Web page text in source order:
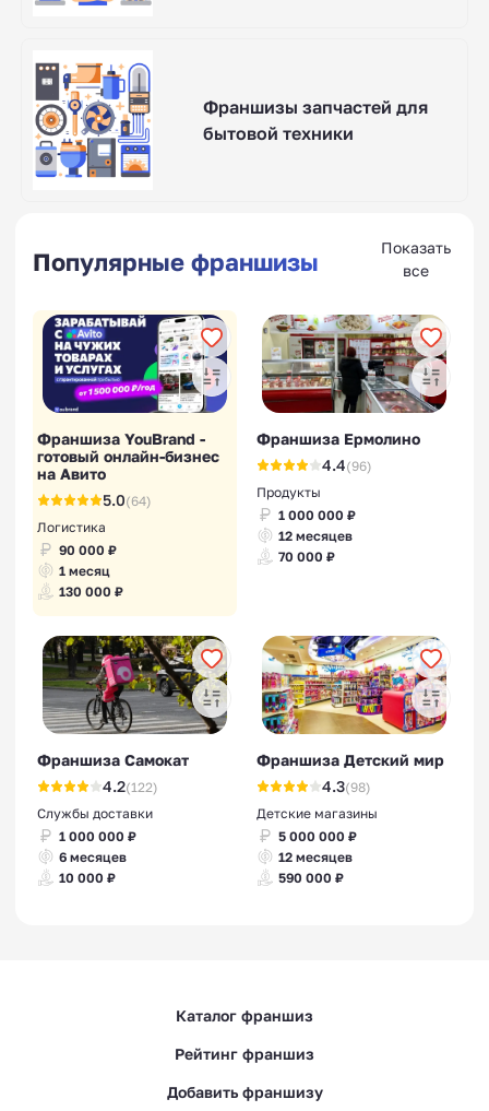
Франшизы запчастей для
бытовой техники
Популярные франшизы
Показать
все
Франшиза YouBrand -
готовый онлайн-бизнес
на Авито
5.0(64)
Логистика
90 000 ₽
1 месяц
130 000 ₽
Франшиза Ермолино
4.4(96)
Продукты
1 000 000 ₽
12 месяцев
70 000 ₽
Франшиза Самокат
4.2(122)
Службы доставки
1 000 000 ₽
6 месяцев
10 000 ₽
Франшиза Детский мир
4.3(98)
Детские магазины
5 000 000 ₽
12 месяцев
590 000 ₽
Каталог франшиз
Рейтинг франшиз
Добавить франшизу